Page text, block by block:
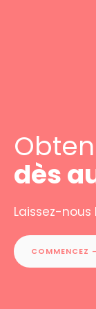
dès
Laissez-nous
COMMENCEZ